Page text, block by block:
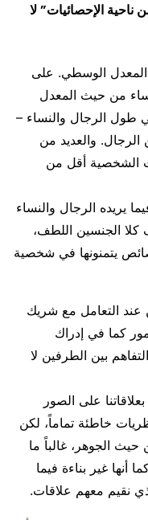
الإحصائيات” لا
الوسطي. على
من حيث المعدل
طول الرجال والنساء –
والعديد من
الشخصية أقل من
يريده الرجال والنساء
الجنسين اللطف،
المثيرة والذكاء كأول 3 خصائص يتمنونها في شخصية
عند التعامل مع شريك
كما في إدراك
بين الطرفين لا
على الصور
خاطئة تماماً، لكن
الجوهر، غالباً ما
أنها غير بناءة فيما
نقيم معهم علاقات.